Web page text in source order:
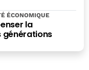
la
générations
ÉCONOMIQUE